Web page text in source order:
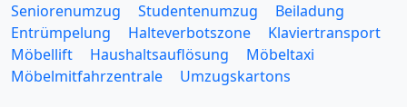
Seniorenumzug
Studentenumzug
Beiladung
Entrümpelung
Halteverbotszone
Klaviertransport
Möbellift
Haushaltsauflösung
Möbeltaxi
Möbelmitfahrzentrale
Umzugskartons